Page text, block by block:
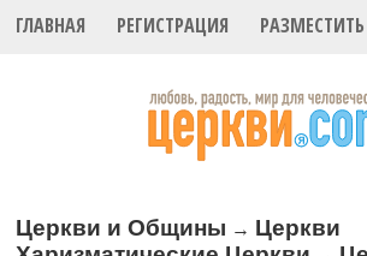
ГЛАВНАЯ РЕГИСТРАЦИЯ
Церкви и Общины → Церкви